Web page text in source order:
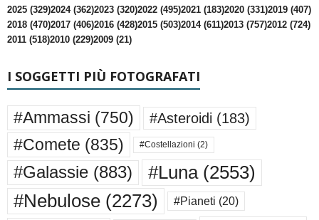
2025 (329)2024 (362)2023 (320)2022 (495)2021 (183)2020 (331)2019 (407)
2018 (470)2017 (406)2016 (428)2015 (503)2014 (611)2013 (757)2012 (724)
2011 (518)2010 (229)2009 (21)
I SOGGETTI PIÙ FOTOGRAFATI
#Ammassi (750) #Asteroidi (183)
#Comete (835) #Costellazioni (2)
#Galassie (883) #Luna(2553)
#Nebulose (2273) #Pianeti (20)